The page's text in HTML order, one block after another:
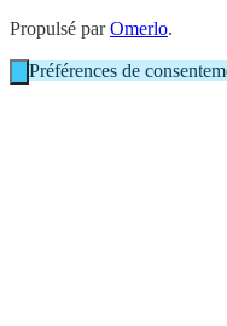
Propulsé parOmerlo.
Préférences de